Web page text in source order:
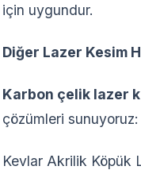
için uygundur.
Diğer Lazer Kesim
Karbon çelik lazer
çözümleri sunuyoruz:
Kevlar Akrilik Köpük